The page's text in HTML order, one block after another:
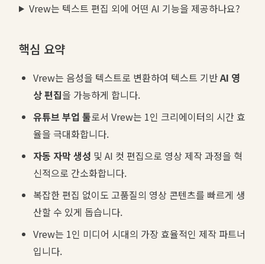
Vrew는 텍스트 편집 외에 어떤 AI 기능을 제공하나요?
핵심 요약
Vrew는 음성을 텍스트로 변환하여 텍스트 기반AI 영
상 편집을 가능하게 합니다.
유튜브 부업 툴로서 Vrew는 1인 크리에이터의 시간 효
율을 극대화합니다.
자동 자막 생성 및 AI 컷 편집으로 영상 제작 과정을 혁
신적으로 간소화합니다.
복잡한 편집 없이도 고품질의 영상 콘텐츠를 빠르게 생
산할 수 있게 돕습니다.
Vrew는 1인 미디어 시대의 가장 효율적인 제작 파트너
입니다.